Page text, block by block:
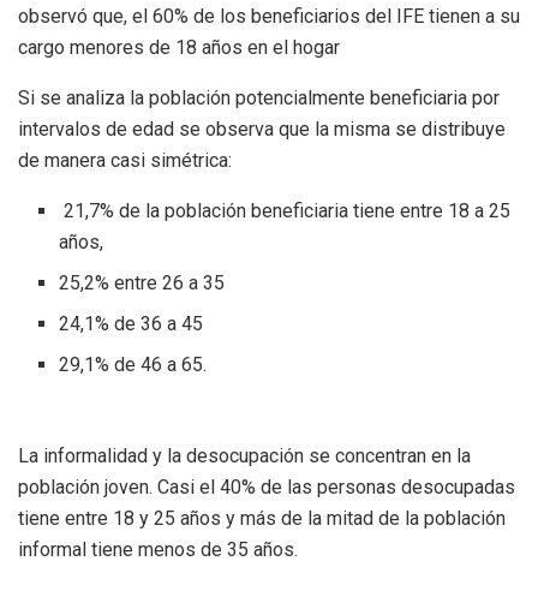
observó que, el 60% de los beneficiarios del IFE tienen a su
cargo menores de 18 años en el hogar
Si se analiza la población potencialmente beneficiaria por
intervalos de edad se observa que la misma se distribuye
de manera casi simétrica:
21,7% de la población beneficiaria tiene entre 18 a 25
años,
25,2% entre 26 a 35
24,1% de 36 a 45
29,1% de 46 a 65.
La informalidad y la desocupación se concentran en la
población joven. Casi el 40% de las personas desocupadas
tiene entre 18 y 25 años y más de la mitad de la población
informal tiene menos de 35 años.